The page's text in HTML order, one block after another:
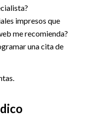
impresos que
me recomienda?
una cita de